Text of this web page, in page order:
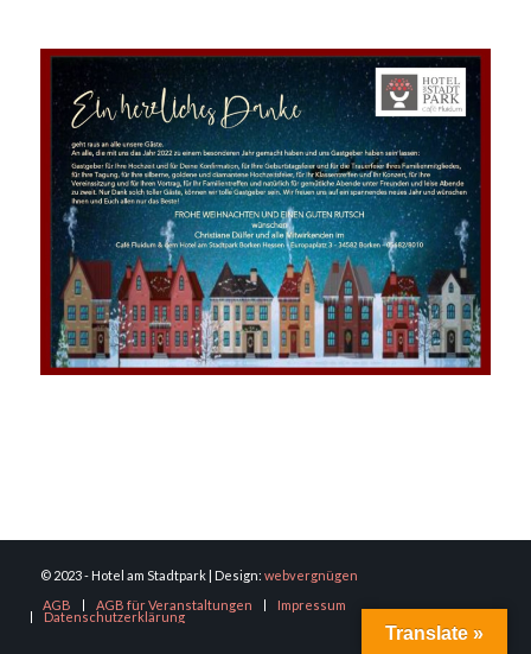
© 2023 - Hotel am Stadtpark | Design: webvergnügen
AGB
AGB für Veranstaltungen Impressum
Datenschutzerklärung
Translate »